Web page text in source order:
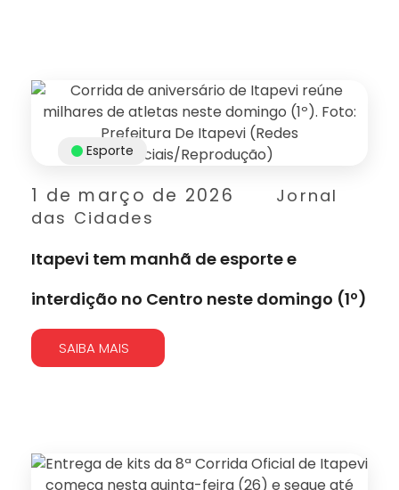
1 de março de 2026
Jornal
das Cidades
Esporte
Itapevi tem manhã de esporte e
interdição no Centro neste domingo (1º)
SAIBA MAIS